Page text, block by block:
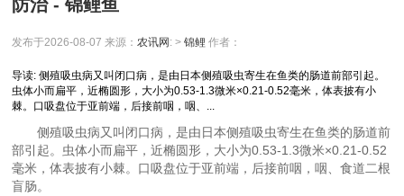
防治 - 锦鲤鱼
发布于2026-08-07 来源：农讯网 : >锦鲤 作者：
导读: 侧殖吸虫病又叫闭口病，是由日本侧殖吸虫寄生在鱼类的肠道前部引起。
虫体小而扁平，近椭圆形，大小为0.53-1.3微米×0.21-0.52毫米，体表披有小
棘。口吸盘位于亚前端，后接前咽，咽、...
侧殖吸虫病又叫闭口病，是由日本侧殖吸虫寄生在鱼类的肠道前
部引起。虫体小而扁平，近椭圆形，大小为0.53-1.3微米×0.21-0.52
毫米，体表披有小棘。口吸盘位于亚前端，后接前咽，咽、食道二根
盲肠。